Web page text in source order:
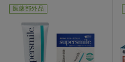
医薬部外品